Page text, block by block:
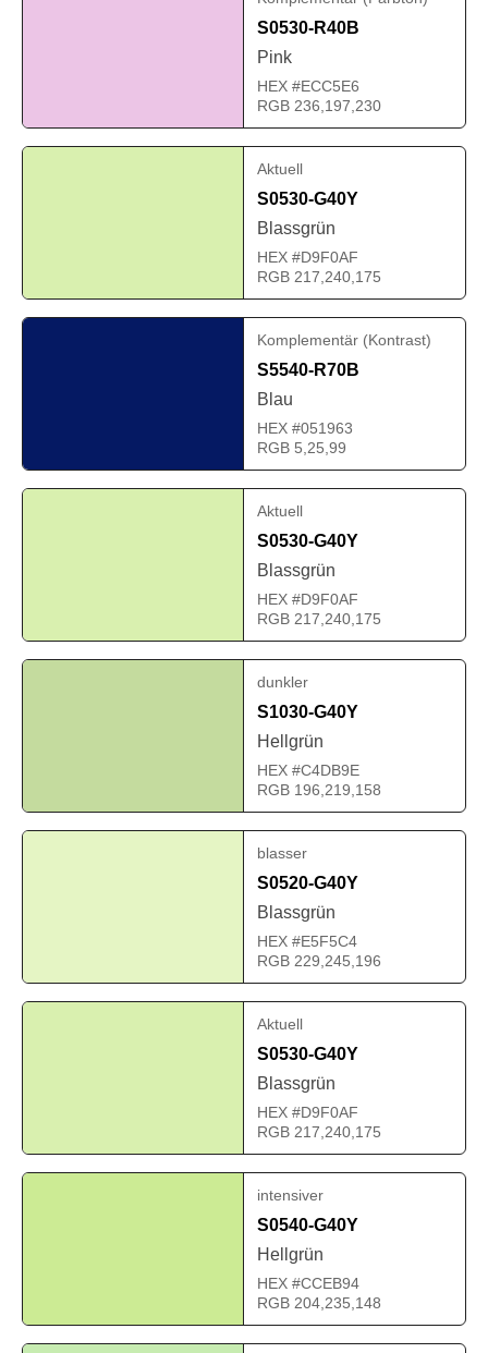
S0530-R40B
Pink
HEX #ECC5E6
RGB 236,197,230
Aktuell
S0530-G40Y
Blassgrün
HEX #D9F0AF
RGB 217,240,175
Komplementär (Kontrast)
S5540-R70B
Blau
HEX #051963
RGB 5,25,99
Aktuell
S0530-G40Y
Blassgrün
HEX #D9F0AF
RGB 217,240,175
dunkler
S1030-G40Y
Hellgrün
HEX #C4DB9E
RGB 196,219,158
blasser
S0520-G40Y
Blassgrün
HEX #E5F5C4
RGB 229,245,196
Aktuell
S0530-G40Y
Blassgrün
HEX #D9F0AF
RGB 217,240,175
intensiver
S0540-G40Y
Hellgrün
HEX #CCEB94
RGB 204,235,148